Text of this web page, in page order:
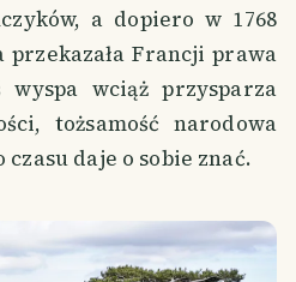
a dopiero w 1768
przekazała Francji prawa
wciąż przysparza
tożsamość narodowa
daje o sobie znać.